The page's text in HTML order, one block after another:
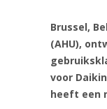
Brussel,
(AHU),
voor
heeft een